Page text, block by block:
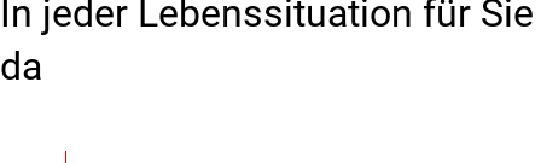
In jeder Lebenssituation für Sie
da